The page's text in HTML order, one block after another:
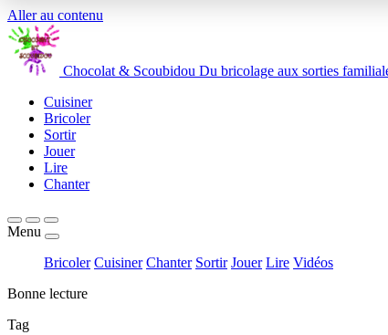
Aller au contenu
Chocolat & Scoubidou Du bricolage aux sorties
Cuisiner
Bricoler
Sortir
Jouer
Lire
Chanter
Menu
Bricoler Cuisiner Chanter Sortir Jouer Lire Vidéos
Bonne lecture
Tag